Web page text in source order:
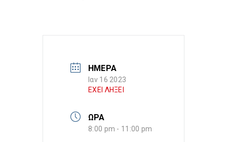
ΗΜΕΡΑ
Ιαν 16 2023
ΕΧΕΙ ΛΗΞΕΙ
ΩΡΑ
8:00 pm - 11:00 pm